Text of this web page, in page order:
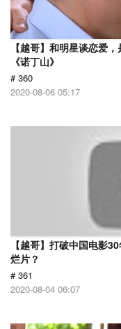
【越哥】和明星谈恋爱
《诺丁山》
# 360
2020-08-06 05:17
【越哥】打破中国电影
烂片？
# 361
2020-08-04 06:07